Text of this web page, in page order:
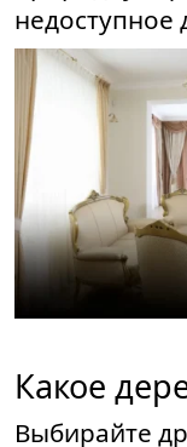
недоступное
Какое
Выбирайте